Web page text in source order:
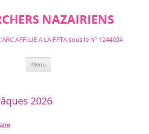
NAZAIRIENS
AFFILIE A LA FFTA sous le n° 1244024
Menu
2026